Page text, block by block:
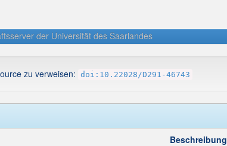
der Universität des Saarlandes
zu verweisen: doi:10.22028/D291-46743
Beschreibung